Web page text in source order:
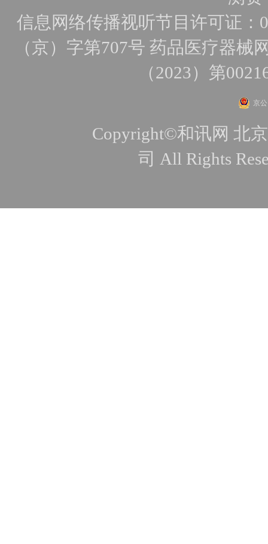
信息网络传播视听节目许可证：
（京）字第707号 药品医疗器械
（2023）第
京
Copyright©和讯网 北
司 All Rights